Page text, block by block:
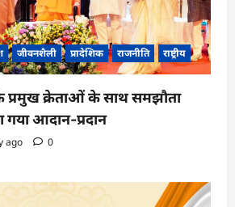
जीवनशैली प्रादेशिक राजनीति राष्ट्रीय
प्रमुख क्रेताओं के साथ समझौता
गया आदान-प्रदान
ago 0